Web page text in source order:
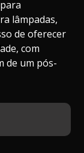
lâmpadas,
de oferecer
com
de um pós-